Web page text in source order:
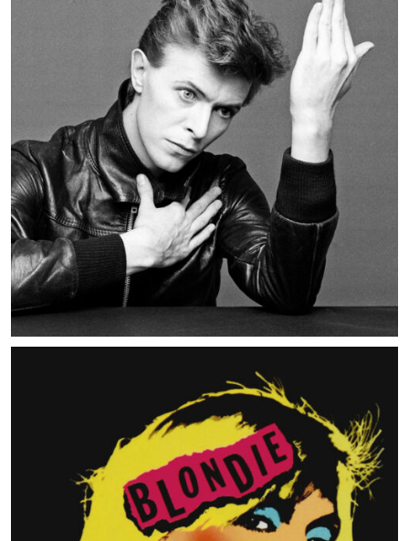
MUSIC ARTISTS